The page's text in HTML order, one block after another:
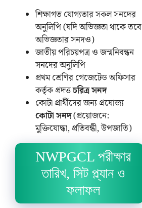
শিক্ষাগত যোগ্যতার সকল সনদের
অনুলিপি (যদি অভিজ্ঞতা থাকে তবে
অভিজ্ঞতার সনদও)
জাতীয় পরিচয়পত্র ও জন্মনিবন্ধন
সনদের অনুলিপি
প্রথম শ্রেণির গেজেটেড অফিসার
কর্তৃক প্রদত্তচরিত্র সনদ
কোটা প্রার্থীদের জন্য প্রযোজ্য
কোটা সনদ(প্রয়োজনে:
মুক্তিযোদ্ধা, প্রতিবন্ধী, উপজাতি)
NWPGCL পরীক্ষার
তারিখ, সিট প্ল্যান ও
ফলাফল